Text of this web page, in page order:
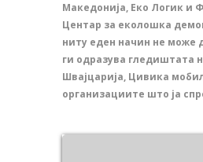
Македонија, Еко Логик и
Центар за еколошка
ниту еден начин не може
ги одразува гледиштата
Швајцарија, Цивика
организациите што ја